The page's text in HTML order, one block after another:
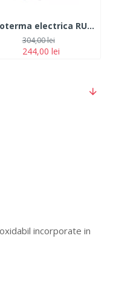
Aeroterma electrica RURIS VULCANO 300s
244,00 lei
304,00 lei
incorporate in